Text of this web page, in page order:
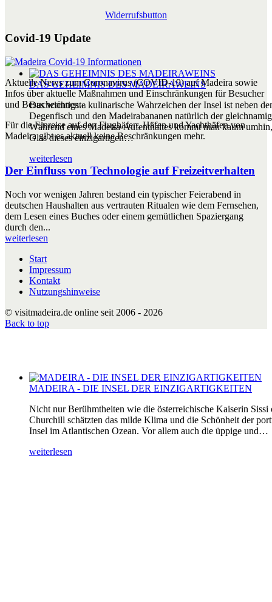
DAS GEHEIMNIS DES MADEIRAWEINS
Das wichtigste kulinarische Wahrzeichen der Insel ist neben
Degenfisch und den Madeirabananen natürlich der
Während eines Madeira-Aufenthaltes kommt man kaum
Glas dieses einzigartigen…
weiterlesen
MADEIRA - DIE INSEL DER EINZIGARTIGKEITEN
Nicht nur Berühmtheiten wie die österreichische Kaiserin Sissi
Churchill schätzten das milde Klima und die Schönheit der
Insel im Atlantischen Ozean. Vor allem auch die üppige und…
weiterlesen
Widerrufsbutton
Covid-19 Update
Aktuelle News zum Coronavirus (COVID-19) auf Madeira sowie
Infos über aktuelle Maßnahmen und Einschränkungen für Besucher
und Besucherinnen...
Für die Einreise auf den Flughäfen, Häfen und Yachthäfen von
Madeira gibt es aktuell keine Beschränkungen mehr.
Der Einfluss von Technologie auf Freizeitverhalten
Noch vor wenigen Jahren bestand ein typischer Feierabend in
deutschen Haushalten aus vertrauten Ritualen wie dem Fernsehen,
dem Lesen eines Buches oder einem gemütlichen Spaziergang
durch den...
weiterlesen
Start
Impressum
Kontakt
Nutzungshinweise
© visitmadeira.de online seit 2006 - 2026
Back to top